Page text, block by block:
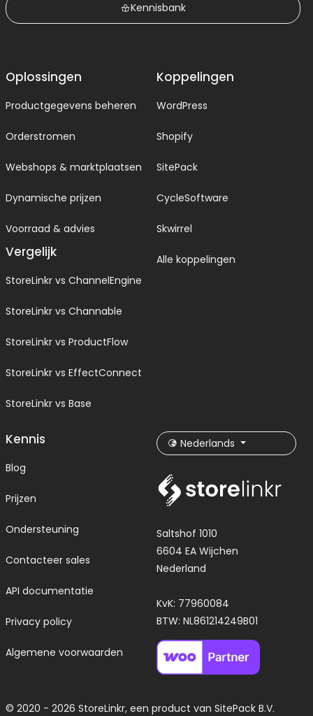
Kennisbank
Oplossingen
Productgegevens beheren
Orderstromen
Webshops & marktplaatsen
Dynamische prijzen
Voorraad & advies
Vergelijk
StoreLinkr vs ChannelEngine
StoreLinkr vs Channable
StoreLinkr vs ProductFlow
StoreLinkr vs EffectConnect
StoreLinkr vs Base
Koppelingen
WordPress
Shopify
SitePack
CycleSoftware
Skwirrel
Alle koppelingen
Kennis
Blog
Prijzen
Ondersteuning
Contacteer sales
API documentatie
Privacy policy
Algemene voorwaarden
Nederlands
Saltshof 1010
6604 EA Wijchen
Nederland
KvK: 77960084
BTW: NL861214249B01
© 2020 - 2026 StoreLinkr, een product van SitePack B.V.